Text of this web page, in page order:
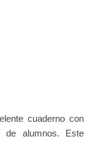
cuaderno con
de alumnos. Este